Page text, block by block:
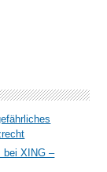
bei XING –